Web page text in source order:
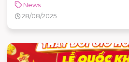
bánh trung thu với ý nghĩa chúc cho
một cuộc sống đầy đủ và hạnh phúc
năm nay, hãy cùng AEON MALL
bánh nha.
News
28/08/2025